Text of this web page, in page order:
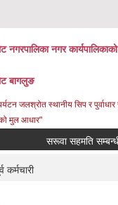
नगरपालिका नगर
बागलुङ
जलश्रोत स्थानीय सिप र
मुल आधार"
सरूवा सहमति
कर्मचारी